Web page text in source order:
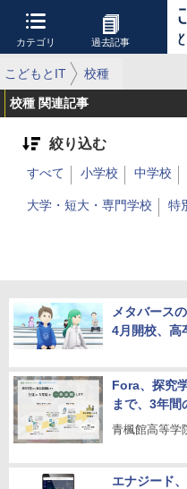
カテゴリ 過去記事
こどもとIT 校種
校種 関連記事
絞り込む
すべて 小学校 中学校
大学・短大・専門学校 特
メタバース
4月開校、高
Fora、探究
まで、3年間
青楓館高等学
エナジード